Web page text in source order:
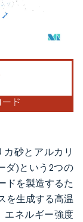
が必要です。
砂とアルカリ
ダ)という2つの
ドを製造するた
を生成する高温
エネルギー強度